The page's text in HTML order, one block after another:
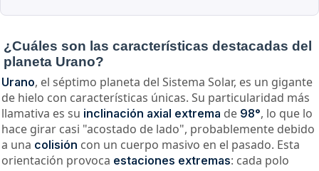
¿Cuáles son las características destacadas del
planeta Urano?
Urano, el séptimo planeta del Sistema Solar, es un gigante
de hielo con características únicas. Su particularidad más
llamativa es su inclinación axial extrema de 98°, lo que lo
hace girar casi "acostado de lado", probablemente debido
a una colisión con un cuerpo masivo en el pasado. Esta
orientación provoca estaciones extremas: cada polo